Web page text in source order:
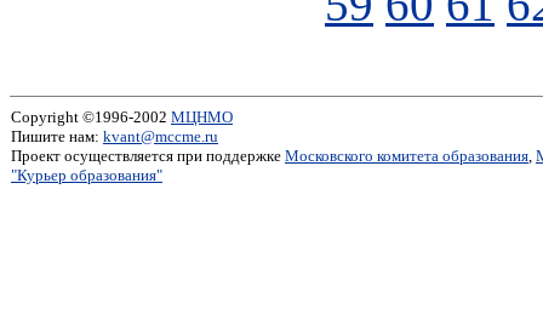
Copyright ©1996-2002 МЦНМО
Пишите нам: kvant@mccme.ru
Проект осуществляется при поддержке Московского комитета образования,
"Курьер образования"